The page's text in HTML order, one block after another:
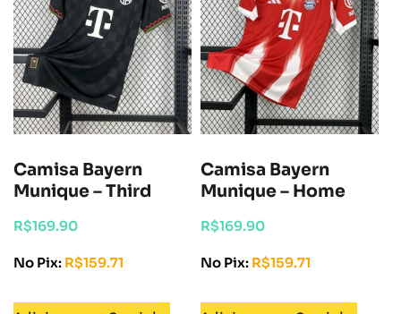
Camisa Bayern
Munique – Third
R$169.90
No Pix: R$159.71
Camisa Bayern
Munique – Home
R$169.90
No Pix: R$159.71